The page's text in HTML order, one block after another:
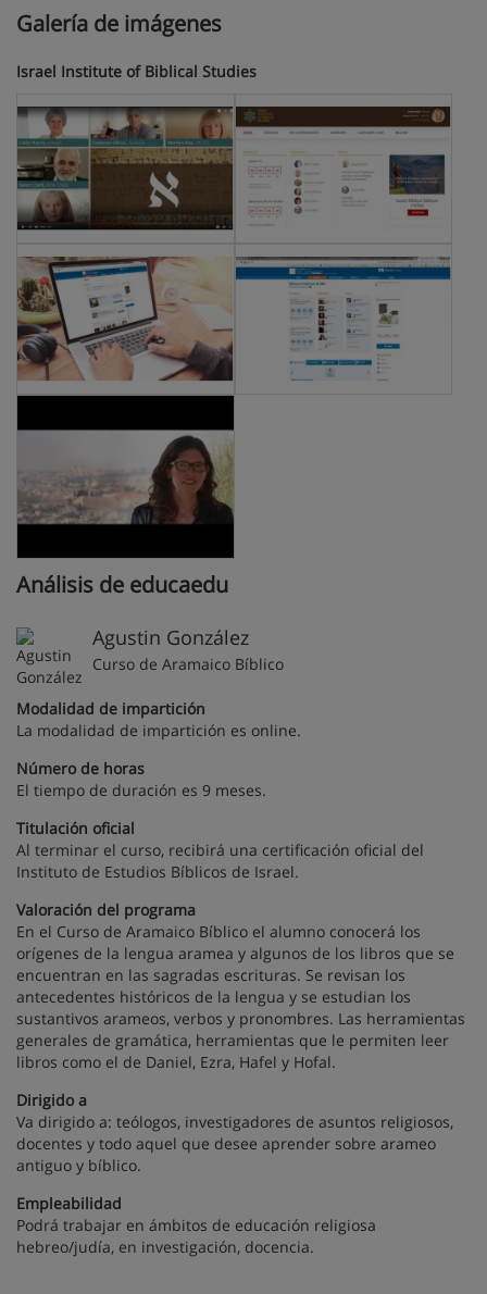
Galería de imágenes
Israel Institute of Biblical Studies
Análisis de educaedu
Agustin González
Curso de Aramaico Bíblico
Modalidad de impartición
La modalidad de impartición es online.
Número de horas
El tiempo de duración es 9 meses.
Titulación oficial
Al terminar el curso, recibirá una certificación oficial del
Instituto de Estudios Bíblicos de Israel.
Valoración del programa
En el Curso de Aramaico Bíblico el alumno conocerá los
orígenes de la lengua aramea y algunos de los libros que se
encuentran en las sagradas escrituras. Se revisan los
antecedentes históricos de la lengua y se estudian los
sustantivos arameos, verbos y pronombres. Las herramientas
generales de gramática, herramientas que le permiten leer
libros como el de Daniel, Ezra, Hafel y Hofal.
Dirigido a
Va dirigido a: teólogos, investigadores de asuntos religiosos,
docentes y todo aquel que desee aprender sobre arameo
antiguo y bíblico.
Empleabilidad
Podrá trabajar en ámbitos de educación religiosa
hebreo/judía, en investigación, docencia.